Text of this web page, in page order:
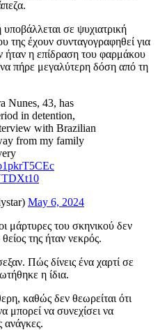
σε ψυχιατρική
της έχουν συνταγογραφηθεί για
ήταν η επίδραση του φαρμάκου
πήρε μεγαλύτερη δόση από τη
Nunes, 43, has
in detention,
with Brazilian
from my family
May 6, 2024
μάρτυρες του σκηνικού δεν
της ήταν νεκρός.
Πώς δίνεις ένα χαρτί σε
η ίδια.
καθώς δεν θεωρείται ότι
μπορεί να συνεχίσει να
ανάγκες.